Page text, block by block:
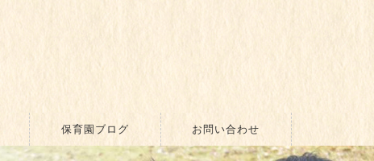
保育園ブログ お問い合わせ